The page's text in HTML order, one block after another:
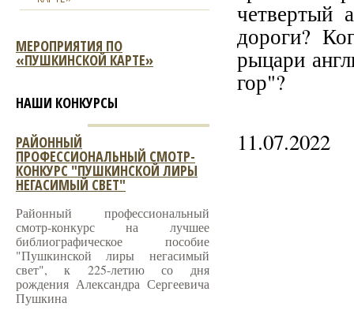
четвертый
дороги?
рыцари
гор"?
11.07.2022
МЕРОПРИЯТИЯ ПО
«ПУШКИНСКОЙ КАРТЕ»
НАШИ КОНКУРСЫ
РАЙОННЫЙ
ПРОФЕССИОНАЛЬНЫЙ СМОТР-
КОНКУРС "ПУШКИНСКОЙ ЛИРЫ
НЕГАСИМЫЙ СВЕТ"
Районный профессиональный
смотр-конкурс на лучшее
библиографическое пособие
"Пушкинской лиры негасимый
свет", к 225-летию со дня
рождения Александра Сергеевича
Пушкина